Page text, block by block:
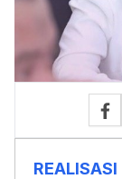
REALISASI